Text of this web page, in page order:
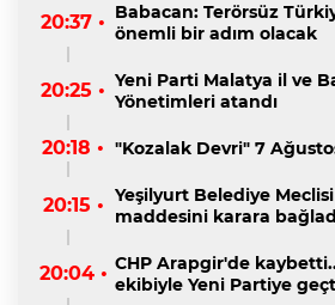
20:37 • Babacan: Terörsüz
önemli bir adım olacak
20:25 • Yeni Parti Malatya il ve
Yönetimleri atandı
20:18 • "Kozalak Devri" 7
20:15 • Yeşilyurt Belediye
maddesini karara
20:04 • CHP Arapgir'de
ekibiyle Yeni Partiye